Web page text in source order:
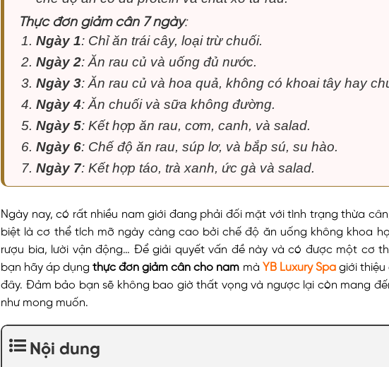
Thực đơn giảm cân 7 ngày:
Ngày 1: Chỉ ăn trái cây, loại trừ chuối.
Ngày 2: Ăn rau củ và uống đủ nước.
Ngày 3: Ăn rau củ và hoa quả, không có khoai tây hay
Ngày 4: Ăn chuối và sữa không đường.
Ngày 5: Kết hợp ăn rau, cơm, canh, và salad.
Ngày 6: Chế độ ăn rau, súp lơ, và bắp sú, su hào.
Ngày 7: Kết hợp táo, trà xanh, ức gà và salad.
Ngày nay, có rất nhiều nam giới đang phải đối mặt với tình trạng thừa
biệt là cơ thể tích mỡ ngày càng cao bởi chế độ ăn uống không khoa
rượu bia, lười vận động… Để giải quyết vấn đề này và có được một cơ
bạn hãy áp dụngthực đơn giảm cân cho nam mà YB Luxury Spagiới thiệu
đây. Đảm bảo bạn sẽ không bao giờ thất vọng và ngược lại còn mang
như mong muốn.
Nội dung